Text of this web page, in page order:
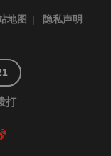
地图 | 隐私声明
打